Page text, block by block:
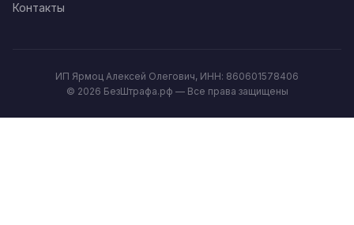
Контакты
ИП Ярмоц Алексей Олегович, ИНН: 860601578406
© 2026 БезШтрафа.рф — Все права защищены